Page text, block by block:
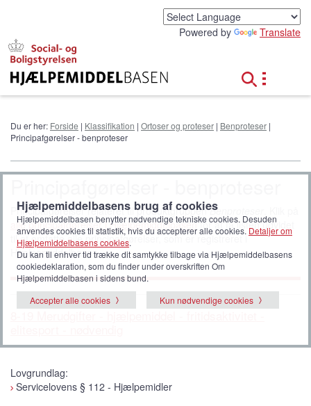
d
Powered by Translate
Du er her: Forside | Klassifikation | Ortoser og proteser | Benproteser |
Principafgørelser - benproteser
Principafgørelser relateret til produktgruppenBenproteser
alle principafgørelser i Hjælpemiddelbasenfor at få listen udvidet
til at omfatte alle principafgørelser, som er registreret i
Hjælpemiddelbasen.
Lovgrundlag:
Servicelovens § 112 - Hjælpemidler
Hjælpemiddelbasens brug af cookies
Hjælpemiddelbasen benytter nødvendige tekniske cookies. Desuden
anvendes cookies til statistik, hvis du accepterer alle cookies. Detaljer om
Hjælpemiddelbasens cookies.
Du kan til enhver tid trække dit samtykke tilbage via Hjælpemiddelbasens
cookiedeklaration, som du finder under overskriften Om
Hjælpemiddelbasen i sidens bund.
Accepter alle cookies
Kun nødvendige cookies